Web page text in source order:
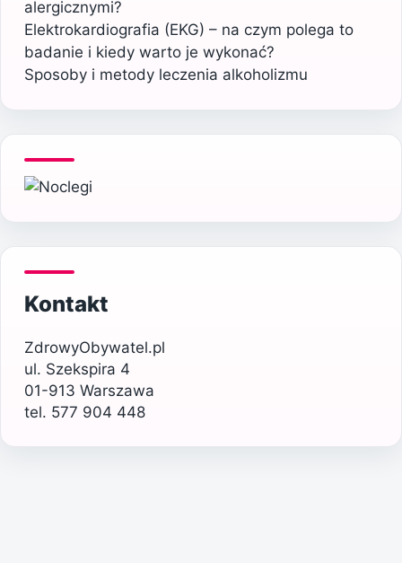
alergicznymi?
Elektrokardiografia (EKG) – na czym polega to
badanie i kiedy warto je wykonać?
Sposoby i metody leczenia alkoholizmu
Kontakt
ZdrowyObywatel.pl
ul. Szekspira 4
01-913 Warszawa
tel. 577 904 448